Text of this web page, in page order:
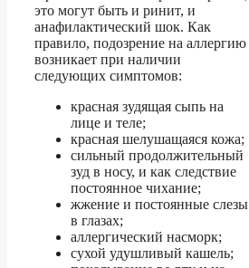
это могут быть и ринит, и
анафилактический шок. Как
правило, подозрение на аллергию
возникает при наличии
следующих симптомов:
красная зудящая сыпь на
лице и теле;
красная шелушащаяся кожа;
сильный продолжительный
зуд в носу, и как следствие
постоянное чихание;
жжение и постоянные слезы
в глазах;
аллергический насморк;
сухой удушливый кашель;